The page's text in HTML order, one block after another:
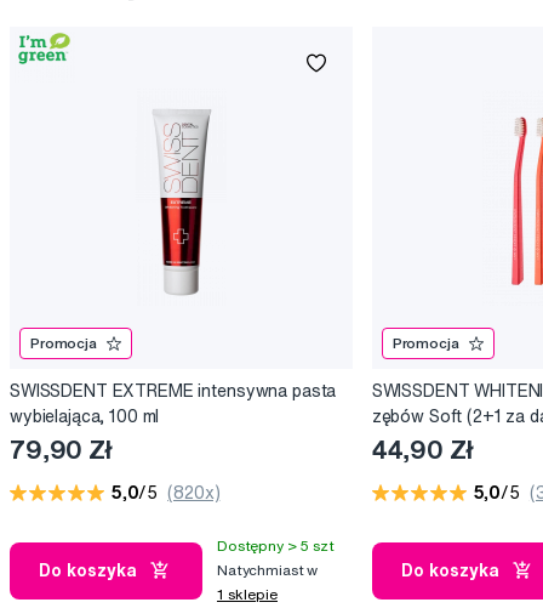
Promocja
SWISSDENT EXTREME intensywna pasta
wybielająca, 100 ml
79,90 Zł
5,0/5 (820x)
Do koszyka
Dostępny > 5 szt
Natychmiast w
1 sklepie
Promocja
SWISSDENT
zębów Soft (2+1 za
44,90 Zł
5,0/5
Do koszyka